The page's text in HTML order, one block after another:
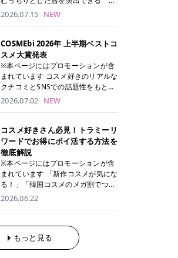
用パックとして使えるトナーパッド
も増えています。 一方、拭き取り化
粧水は液体タイプのため、コットン
整しやすく、お気に入りの化粧水を
使いたい方やコストを抑えて続けた
い方にもおすすめです。 トナーパッ
ドのメリット トナーパッドは、角質
ケア・保湿ケア・部分用パックまで
1枚で行える便利なスキンケアアイ
テムです。 ここでは、トナーパッド
す。 古い角質や皮脂汚れをやさしく
オフ トナーパッドを使用すること
で、洗顔だけでは落としきれない古
い角質や余分な皮脂汚れをやさしく
拭き取り、なめらかな肌へ整えま
す。 保湿ケアまで1枚でできる 保湿
成分を配合したトナーパッドなら、
ケアにもぴったりです。 部分パック
としても使える 多くのトナーパッド
は、乾燥が気になる頬や額、小鼻な
たい方に！ メディオスターモノリス
メディオスターNeXT PRO 公式サイ
ト> レジーナクリニック 52,800円
(税込)/5回 99,000円(税込)/5回 ジェ
ントルシリーズを選べるため、脱毛
機にこだわりたい方におすすめ！ ジ
ェントルマックスプロ ジェントルマ
ックスプロプラス ジェントルレーズ
プロ ソプラノチタニウム 公式サイ
ト> エミナルクリニック 49,500円
(税込)/6回 93,500円(税込)/6回 エミ
定！月々払いも安くて通いやすい ク
リスタルプロ 公式サイト> リゼクリ
ニック 109,800円(税込)/5回 144,80
0円(税込)/5回 毛質に合わせて脱毛
機を選択可能！有効期限も5年と長
くマイペースに通いやすい ラシャ
メディオスターNeXT PRO ジェント
ルYAGプロ 公式サイト> ｜そもそも
うの？ 脱毛を考えたときに、まず悩
むのが「医療脱毛とエステ脱毛、ど
っちがいいの？」ということではな
後までチェックして、ご自身にぴっ
ください！ クリニック 全身＋VIO
全身＋VIO＋顔 特徴 脱毛器 詳細 フ
レイアクリニック 52,800円(税込)/5
回 94,600円(税込)/5回 肌への負担
に配慮しながら、コストパフォーマ
ンスも重視したい方に！ メディオス
ターモノリス メディオスターNeXT
PRO 公式サイト> レジーナクリニッ
ク 52,800円(税込)/5回 99,000円(税
込)/5回 ジェントルシリーズを選べ
るため、脱毛機にこだわりたい方に
おすすめ！ ジェントルマックスプロ
ジェントルマックスプロプラス ジェ
ントルレーズプロ ソプラノチタニウ
ム 公式サイト> エミナルクリニック
49,500円(税込)/6回 93,500円(税
込)/6回 エミナルクリニックの始め
通いやすい クリスタルプロ 公式サ
イト> リゼクリニック 109,800円(税
込)/5回 144,800円(税込)/5回 毛質に
ANMAKE（キャンメイク）むちぷる
湿ケアも叶えられることから、SNS
でも話題の人気リップです。 「自分
にはどのカラーが似合う？」「イエ
ベ・ブルベ別のおすすめは？」と気
になっている方も多いのではないで
とともにご紹介！それぞれの色味や
なメイクに合うのかまで詳しく解説
します✨ ※メイクアップ効果による
CANMAKE むちぷるティントとは？
CANMAKE むちぷるティントは、テ
ィント・プランパー・保湿ケアを1
本で叶えるリップです。 するすると
塗れるなめらかなテクスチャーで、
縦ジワをカバーしながら、むっちり
としたツヤのある唇を演出します。
るため、乾燥しにくくデイリー使い
にもぴったり！ アイテム詳細を見る
2026.07.15 NEW
COSMEbi 2026年 上半期ベストコ
スメ大賞発表
※本ページにはプロモーションが含
まれています コスメ好きのリアルな
クチコミとSNSでの話題性をもとに
選出された、COSMEbi 2026年上半
た名品たちを、カテゴリ別にご紹介
します。 本記事では、2025年11月
～2026年4月までの半年間におい
て、COSMEbi内でのクチコミとSN
Sでの話題性を元に選出されたコス
メやスキンケアなどの化粧品を「総
国コスメ」に分けて1位～3位までを
ランキング形式で発表！ 2026年上
半期 総合大賞 AMUSE（アミュー
ズ）「 ジェルフィットグロス」 👑
「ジェルフィットグロス」の特徴 唇
2026.07.02 NEW
コスメ好きさん必見！トラミーリ
ワードでお得にポイ活する方法を
徹底解説
※本ページにはプロモーションが含
まれています 「新作コスメが気にな
る！」「韓国コスメのメガ割でつい
買いすぎてしまう……」 そんな美容
を少し工夫するだけでポイントを貯
められるため、コスメやスキンケア
にかかる費用を少しでも抑えたい方
2026.06.22
もっと見る